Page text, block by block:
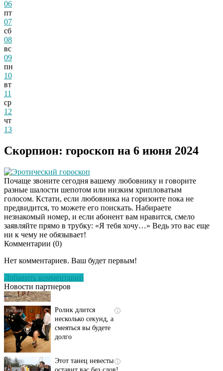
06
пт
07
сб
08
вс
09
пн
10
вт
11
ср
12
чт
13
Скорпион: гороскоп на 6 июня 2024
Эротический гороскоп
Почаще звоните сегодня вашему любовнику и говорите
разные шалости шепотом или низким хрипловатым
голосом. Кстати, если любовника на горизонте пока не
предвидится, то можете его поискать. Набираете
незнакомый номер, и если абонент вам нравится, смело
заявляйте прямо в трубку: «Я тебя хочу…» Ведь это вас еще
ни к чему не обязывает!
Комментарии (0)
Нет комментариев. Ваш будет первым!
Добавить комментарий
Новости партнеров
Скрытая камера на
люди вытворяют, когда
их не видят...
несколько секунд, а
смеяться вы будете
оставит вас без слов!
Пересмотрела 10 раз